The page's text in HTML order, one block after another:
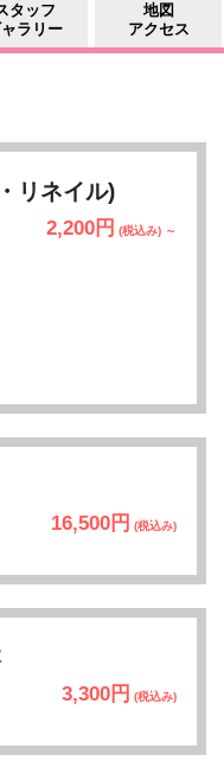
タッフ
ラリー
地図
アクセス
リネイル)
2,200円 (税込み) ～
16,500円 (税込み)
3,300円 (税込み)